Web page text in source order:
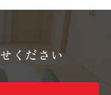
ください